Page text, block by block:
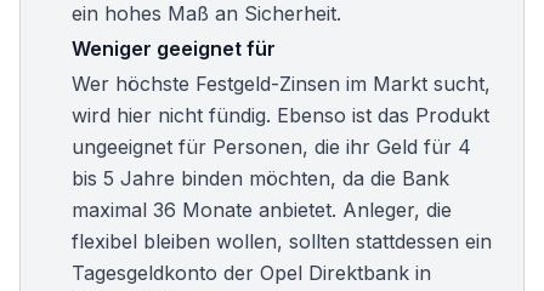
ein hohes Maß an Sicherheit.
Weniger geeignet für
Wer höchste Festgeld-Zinsen im Markt sucht,
wird hier nicht fündig. Ebenso ist das Produkt
ungeeignet für Personen, die ihr Geld für 4
bis 5 Jahre binden möchten, da die Bank
maximal 36 Monate anbietet. Anleger, die
flexibel bleiben wollen, sollten stattdessen ein
Tagesgeldkonto der Opel Direktbank in